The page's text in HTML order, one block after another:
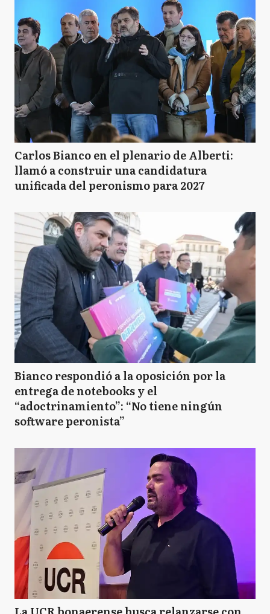
Carlos Bianco en el plenario de Alberti:
llamó a construir una candidatura
unificada del peronismo para 2027
Bianco respondió a la oposición por la
entrega de notebooks y el
“adoctrinamiento”: “No tiene ningún
software peronista”